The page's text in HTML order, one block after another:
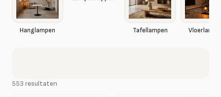
Hanglampen Tafellampen
553 resultaten